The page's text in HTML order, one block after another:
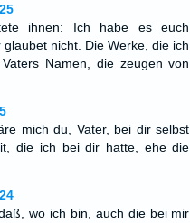
ihnen: Ich habe es euch
nicht. Die Werke, die ich
Namen, die zeugen von
mich du, Vater, bei dir selbst
die ich bei dir hatte, ehe die
wo ich bin, auch die bei mir